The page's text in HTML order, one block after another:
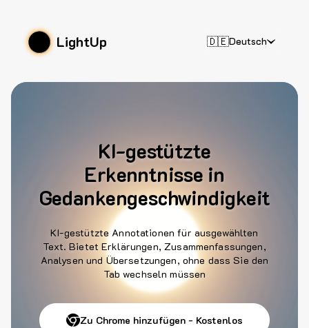
LightUp 🇩🇪Deutsch
KI-gestützte
Erkenntnisse in
Gedankengeschwindigkeit
KI-gestützte Annotationen für ausgewählten
Text. Bietet Erklärungen, Zusammenfassungen,
Analysen und Übersetzungen, ohne dass Sie den
Tab wechseln müssen
Zu Chrome hinzufügen - Kostenlos